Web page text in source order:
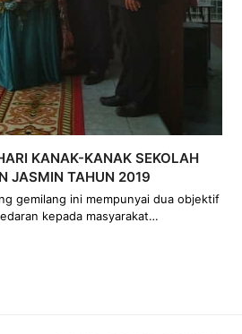
KANAK-KANAK SEKOLAH
JASMIN TAHUN 2019
gemilang ini mempunyai dua objektif
kepada masyarakat…